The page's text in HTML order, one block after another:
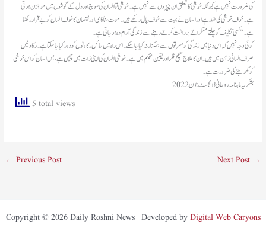
کی ضرورت نہیں ہے کیونکہ خوشی کا تعلق ان چیزوں سے نہیں ہے۔ خوشی تو انسان کی سوچ اور دل کے گوشوں میں موجزن ہوتی
ہے۔ خوف خوشی کی ضد ہے اور انسان نے بہت سے خوف پال رکھے ہیں۔ موت، ناکامی اور نقصان کا خوف انسان کو بے قرار رکھتا
ہے۔ “کسی تکلیف کو چلتے مسکراتے برداشت کرتے رہنے سے زندگی آرام دہ ہو جاتی ہے۔
کوئی وجہ نہیں کہ اس دنیا میں زندگی کو مسرتوں سے ہمکنار نہ کیا جاسکے۔ اس راہ میں حائل رکاوٹوں کو دور کیا جا سکتا ہے۔ رکاوٹیں
صرف انسانی ذہن میں ہیں۔ ان کا علاج صحیح فکر اور یقین محکم میں ہے۔ خوشی انسان کی اپنی ذات میں چھپی ہے، بس انسان کو اس خوشی
کو کھوجنے کی ضرورت ہے۔
بشکریہ ماہنامہ روحانی ڈائجسٹ جون2022
5 total views
← Previous Post Next Post →
Copyright © 2026 Daily Roshni News | Developed by Digital Web Caryons